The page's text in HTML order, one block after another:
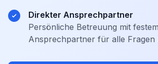
Direkter Ansprechpartner
Persönliche Betreuung mit festem
Ansprechpartner für alle Fragen